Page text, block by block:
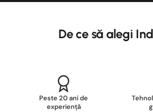
De ce să alegi
Peste 20 ani de
experiență